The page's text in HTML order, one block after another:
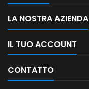
LA NOSTRA AZIENDA
IL TUO ACCOUNT
CONTATTO